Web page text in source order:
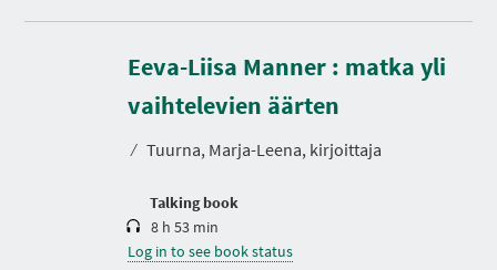
Eeva-Liisa Manner : matka yli
vaihtelevien äärten
⁄ Tuurna, Marja-Leena, kirjoittaja
Talking book
D
u
r
a
i
8 h 53 min
Log in to see book status